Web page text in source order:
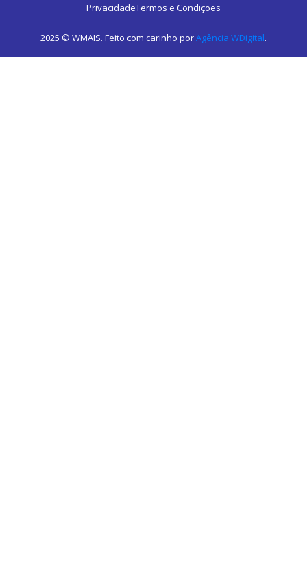
PrivacidadeTermos e Condições
2025 © WMAIS. Feito com carinho porAgência WDigital.